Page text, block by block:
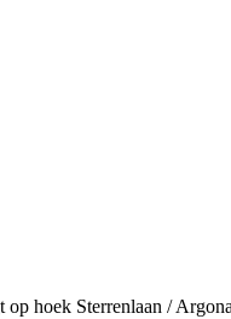
hoek Sterrenlaan /